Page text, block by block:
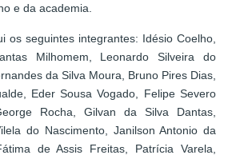
e da academia.
os seguintes integrantes: Idésio Coelho,
Milhomem, Leonardo Silveira do
da Silva Moura, Bruno Pires Dias,
Eder Sousa Vogado, Felipe Severo
Rocha, Gilvan da Silva Dantas,
do Nascimento, Janilson Antonio da
de Assis Freitas, Patrícia Varela,